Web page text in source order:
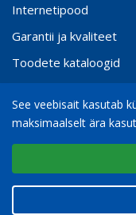
Internetipood
Garantii ja kvaliteet
Toodete kataloogid
Kontakt
© 2026Bohnenkamp
See veebisait kasutab
maksimaalselt ära
Valige cookie Seaded
Analüütiline /